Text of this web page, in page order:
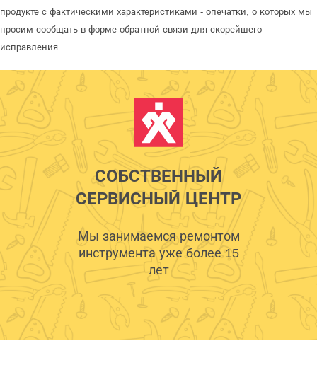
продукте с фактическими характеристиками - опечатки, о которых мы
просим сообщать в форме обратной связи для скорейшего
исправления.
СОБСТВЕННЫЙ
СЕРВИСНЫЙ ЦЕНТР
Мы занимаемся ремонтом
инструмента уже более 15
лет